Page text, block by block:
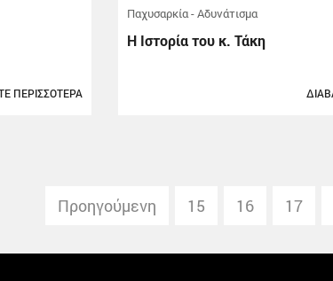
ΠΕΡΙΣΣΟΤΕΡΑ
Παχυσαρκία - Αδυνάτισμα
Η Ιστορία του κ. Τάκη
Προηγούμενη 15 16 17